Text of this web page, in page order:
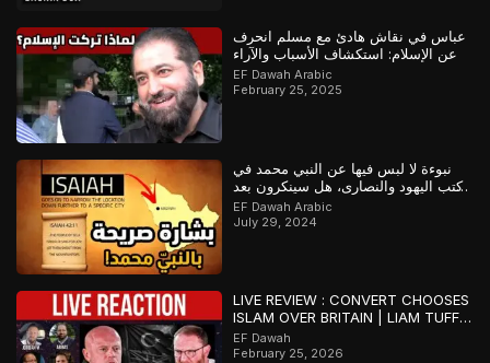
عباس في نقاش هادئ مع مسلم انحرف
عن الإسلام: استكشاف الأسباب والآراء
EF Dawah Arabic
February 25, 2025
نبوءة لا لبس فيها عن النبي محمد في
كتب اليهود والنصارى، هل سينكرون بعد
ذلك؟
EF Dawah Arabic
July 29, 2024
LIVE REVIEW : CONVERT CHOOSES
ISLAM OVER BRITAIN | LIAM TUFFS
V DOWIE
EF Dawah
February 25, 2026